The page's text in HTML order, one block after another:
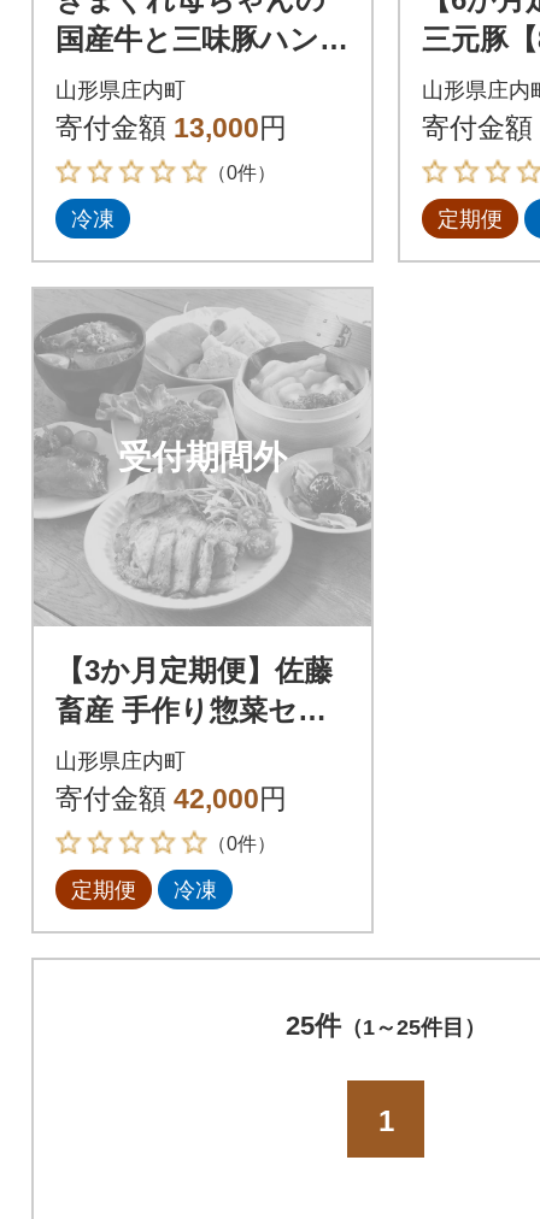
国産牛と三味豚ハンバ
ーグ 6個 2種類 手作り
ブランド豚 国産 お惣
菜 おかず
山形県庄内町
寄付金額 13,000円
（0件）
冷凍
三元豚
送】
山形県庄内
寄付金額
定期便
受付期間外
【3か月定期便】佐藤
畜産 手作り惣菜セッ
ト【8月中旬発送】
山形県庄内町
寄付金額 42,000円
（0件）
定期便 冷凍
25件（1～25件目）
1